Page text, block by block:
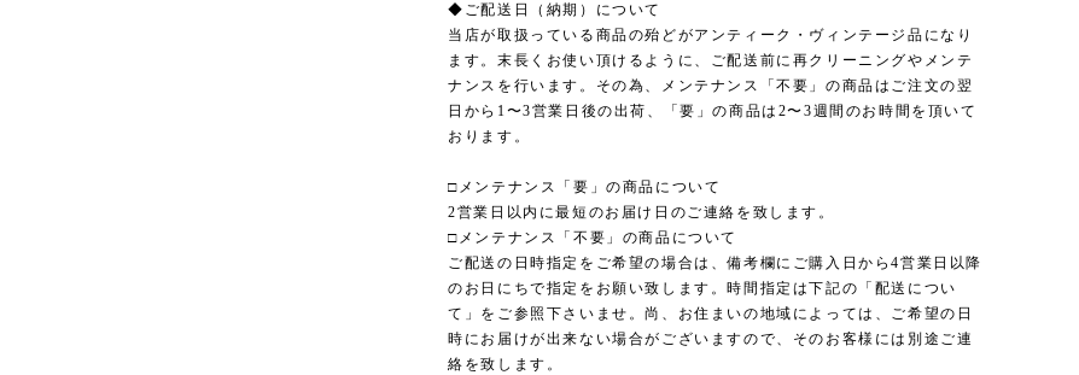
◆ご配送日（納期）について
当店が取扱っている商品の殆どがアンティーク・ヴィンテージ品になり
ます。末長くお使い頂けるように、ご配送前に再クリーニングやメンテ
ナンスを行います。その為、メンテナンス「不要」の商品はご注文の翌
日から1〜3営業日後の出荷、「要」の商品は2〜3週間のお時間を頂いて
おります。
□メンテナンス「要」の商品について
2営業日以内に最短のお届け日のご連絡を致します。
□メンテナンス「不要」の商品について
ご配送の日時指定をご希望の場合は、備考欄にご購入日から4営業日以降
のお日にちで指定をお願い致します。時間指定は下記の「配送につい
て」をご参照下さいませ。尚、お住まいの地域によっては、ご希望の日
時にお届けが出来ない場合がございますので、そのお客様には別途ご連
絡を致します。